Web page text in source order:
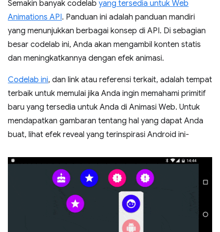
Semakin banyak codelab yang tersedia untuk Web
Animations API. Panduan ini adalah panduan mandiri
yang menunjukkan berbagai konsep di API. Di sebagian
besar codelab ini, Anda akan mengambil konten statis
dan meningkatkannya dengan efek animasi.
Codelab ini, dan link atau referensi terkait, adalah tempat
terbaik untuk memulai jika Anda ingin memahami primitif
baru yang tersedia untuk Anda di Animasi Web. Untuk
mendapatkan gambaran tentang hal yang dapat Anda
buat, lihat efek reveal yang terinspirasi Android ini-